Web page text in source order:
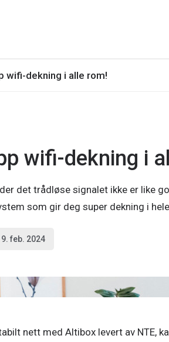
wifi-dekning i alle rom!
wifi-dekning i
det trådløse signalet ikke er like
som gir deg super dekning i
9. feb. 2024
nett med Altibox levert av NTE,